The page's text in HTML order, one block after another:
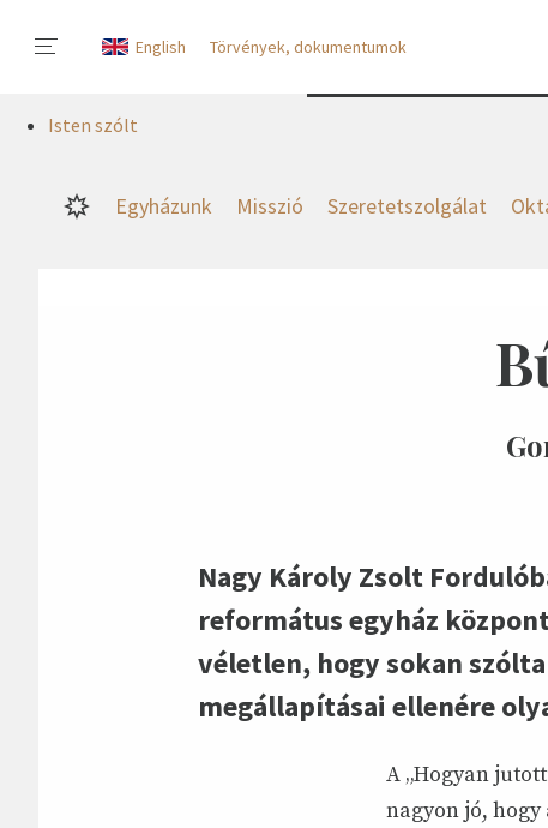
English Törvények, dokumentumok
Isten szólt
Egyházunk Misszió Szeretetszolgálat
Nagy Károly Zsolt
református egyház
véletlen, hogy sokan
megállapításai ellenére
A „Hogyan
nagyon jó,